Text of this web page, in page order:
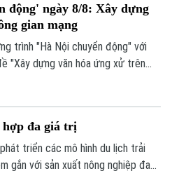
động' ngày 8/8: Xây dựng
gian mạng
trình "Hà Nội chuyển động" với
"Xây dựng văn hóa ứng xử trên
ngày 8/8.
đa giá trị
triển các mô hình du lịch trải
gắn với sản xuất nông nghiệp đang